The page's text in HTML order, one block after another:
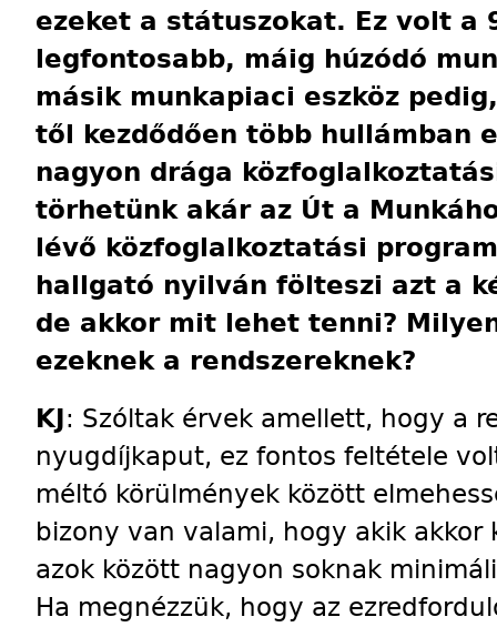
ezeket a státuszokat. Ez volt a
legfontosabb, máig húzódó
másik munkapiaci eszköz
től kezdődően több hullámban
nagyon drága
törhetünk akár az Út a
lévő közfoglalkoztatási
hallgató nyilván fölteszi azt a
de akkor mit lehet tenni?
ezeknek a rendszereknek?
KJ: Szóltak érvek amellett, hogy a
nyugdíjkaput, ez fontos feltétele
méltó körülmények között
bizony van valami, hogy akik
azok között nagyon soknak
Ha megnézzük, hogy az